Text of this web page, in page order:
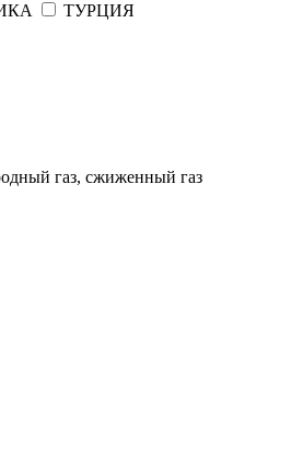
ТУРЦИЯ
газ, сжиженный газ